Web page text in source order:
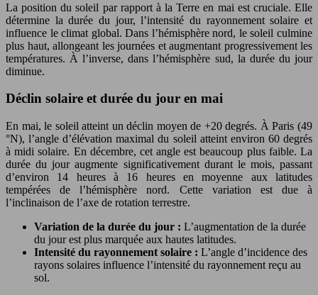
La position du soleil par rapport à la Terre en mai est cruciale. Elle
détermine la durée du jour, l’intensité du rayonnement solaire et
influence le climat global. Dans l’hémisphère nord, le soleil culmine
plus haut, allongeant les journées et augmentant progressivement les
températures. À l’inverse, dans l’hémisphère sud, la durée du jour
diminue.
Déclin solaire et durée du jour en mai
En mai, le soleil atteint un déclin moyen de +20 degrés. À Paris (49
°N), l’angle d’élévation maximal du soleil atteint environ 60 degrés
à midi solaire. En décembre, cet angle est beaucoup plus faible. La
durée du jour augmente significativement durant le mois, passant
d’environ 14 heures à 16 heures en moyenne aux latitudes
tempérées de l’hémisphère nord. Cette variation est due à
l’inclinaison de l’axe de rotation terrestre.
Variation de la durée du jour : L’augmentation de la durée
du jour est plus marquée aux hautes latitudes.
Intensité du rayonnement solaire : L’angle d’incidence des
rayons solaires influence l’intensité du rayonnement reçu au
sol.